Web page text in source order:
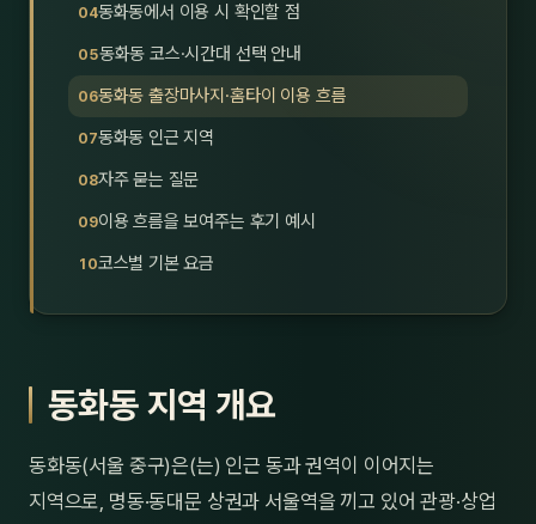
울산
24
동화동에서 이용 시 확인할 점
동화동 코스·시간대 선택 안내
동화동 출장마사지·홈타이 이용 흐름
동화동 인근 지역
자주 묻는 질문
이용 흐름을 보여주는 후기 예시
코스별 기본 요금
동화동 지역 개요
동화동(서울 중구)은(는) 인근 동과 권역이 이어지는
지역으로, 명동·동대문 상권과 서울역을 끼고 있어 관광·상업